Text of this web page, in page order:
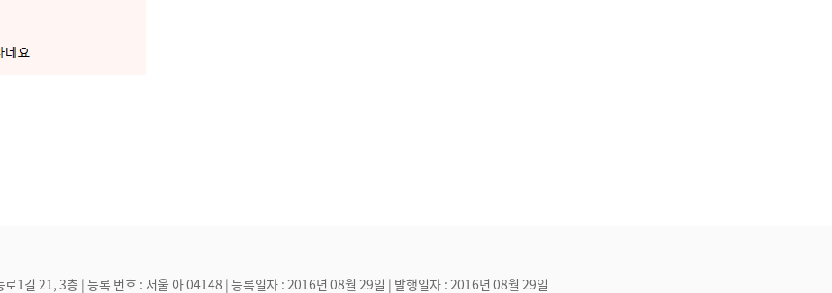
로1길 21, 3층 | 등록 번호 : 서울 아 04148 | 등록일자 : 2016년 08월 29일 | 발행일자 : 2016년 08월 29일